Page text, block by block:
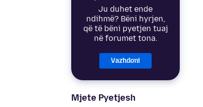
Ju duhet ende
ndihmë? Bëni hyrjen,
që të bëni pyetjen tuaj
në forumet tona.
Vazhdoni
Mjete Pyetjesh